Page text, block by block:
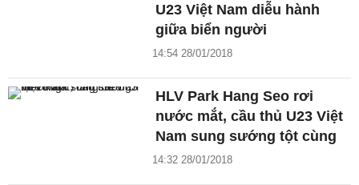
U23 Việt Nam diễu hành
giữa biển người
14:54 28/01/2018
HLV Park Hang Seo rơi
nước mắt, cầu thủ U23 Việt
Nam sung sướng tột cùng
14:32 28/01/2018